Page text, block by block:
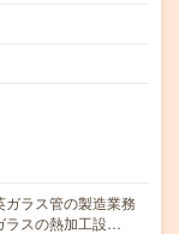
ラス管の製造業務
ラスの熱加工設…